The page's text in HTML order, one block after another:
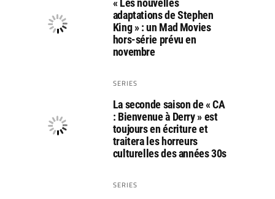
« Les nouvelles
adaptations de Stephen
King » : un Mad Movies
hors-série prévu en
novembre
SERIES
La seconde saison de « CA
: Bienvenue à Derry » est
toujours en écriture et
traitera les horreurs
culturelles des années 30s
SERIES